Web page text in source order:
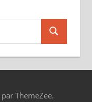
ThemeZee.